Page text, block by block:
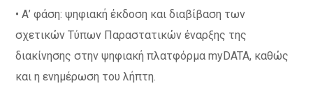
• Α’ φάση: ψηφιακή έκδοση και διαβίβαση των
σχετικών Τύπων Παραστατικών έναρξης της
διακίνησης στην ψηφιακή πλατφόρμα myDATA, καθώς
και η ενημέρωση του λήπτη.